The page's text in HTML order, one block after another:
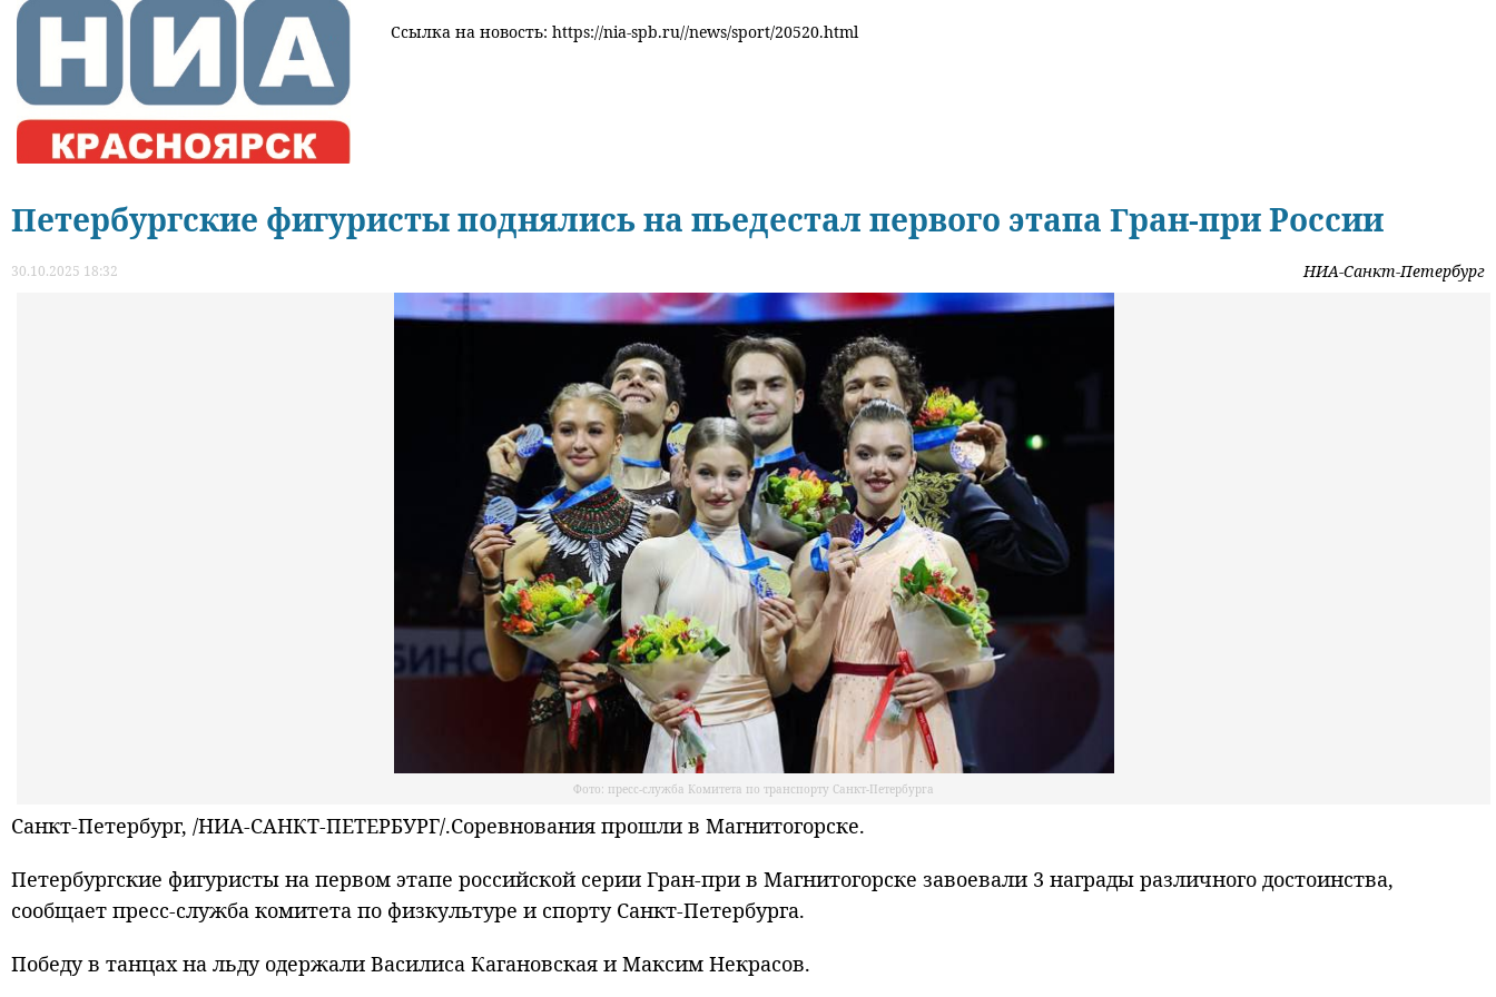
Ссылка на новость: https://nia-spb.ru//news/sport/20520.html
Петербургские фигуристы поднялись на пьедестал первого этапа Гран-при России
30.10.2025 18:32 НИА-Санкт-Петербург
Фото: пресс-служба Комитета по транспорту Санкт-Петербурга
Санкт-Петербург, /НИА-САНКТ-ПЕТЕРБУРГ/.Соревнования прошли в Магнитогорске.
Петербургские фигуристы на первом этапе российской серии Гран-при в Магнитогорске завоевали 3 награды различного достоинства,
сообщает пресс-служба комитета по физкультуре и спорту Санкт-Петербурга.
Победу в танцах на льду одержали Василиса Кагановская и Максим Некрасов.